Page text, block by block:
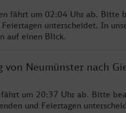
fährt um 02:04 Uhr ab. Bitte
unterscheidet. In
auf einen Blick.
Neumünster nach
um 20:37 Uhr ab. Bitte
und Feiertagen